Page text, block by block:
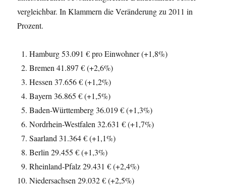
vergleichbar. In Klammern die Veränderung zu 2011 in
Prozent.
Hamburg 53.091 € pro Einwohner (+1,8%)
Bremen 41.897 € (+2,6%)
Hessen 37.656 € (+1,2%)
Bayern 36.865 € (+1,5%)
Baden-Württemberg 36.019 € (+1,3%)
Nordrhein-Westfalen 32.631 € (+1,7%)
Saarland 31.364 € (+1,1%)
Berlin 29.455 € (+1,3%)
Rheinland-Pfalz 29.431 € (+2,4%)
Niedersachsen 29.032 € (+2,5%)